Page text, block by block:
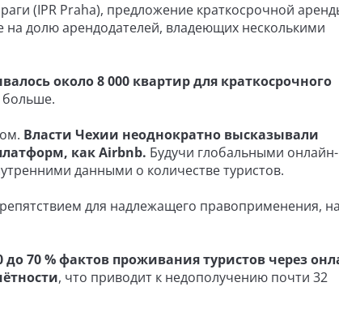
(IPR Praha), предложение краткосрочной
на долю арендодателей, владеющих несколькими
около 8 000 квартир для краткосрочного
больше.
Власти Чехии неоднократно высказывали
как Airbnb. Будучи глобальными онлайн-
данными о количестве туристов.
для надлежащего правоприменения,
до 70 % фактов проживания туристов через
, что приводит к недополучению почти 32